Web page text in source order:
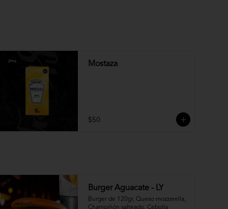
Mostaza
$50
Burger Aguacate - LY
Burger de 120gr, Queso mozzarella,
Champiñón salteado, Cebolla